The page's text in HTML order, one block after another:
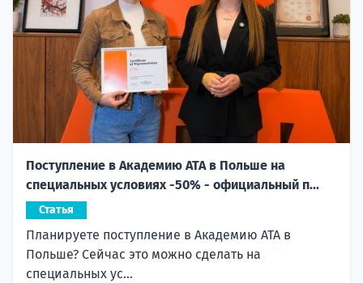
Поступление в Академию ATA в Польше на
специальных условиях -50% - официальный п...
Статья
Планируете поступление в Академию ATA в
Польше? Сейчас это можно сделать на
специальных ус...